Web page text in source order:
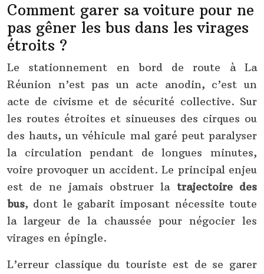
Comment garer sa voiture pour ne
pas gêner les bus dans les virages
étroits ?
Le stationnement en bord de route à La
Réunion n’est pas un acte anodin, c’est un
acte de civisme et de sécurité collective. Sur
les routes étroites et sinueuses des cirques ou
des hauts, un véhicule mal garé peut paralyser
la circulation pendant de longues minutes,
voire provoquer un accident. Le principal enjeu
est de ne jamais obstruer la trajectoire des
bus, dont le gabarit imposant nécessite toute
la largeur de la chaussée pour négocier les
virages en épingle.
L’erreur classique du touriste est de se garer